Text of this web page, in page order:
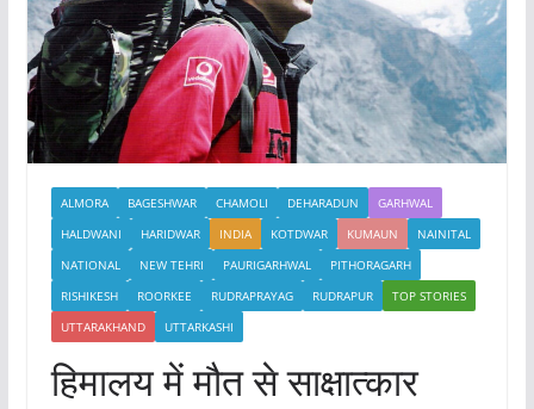
ALMORA BAGESHWAR CHAMOLI DEHARADUN
GARHWAL
HALDWANI
HARIDWAR INDIA KOTDWAR KUMAUN
NAINITAL
NATIONAL
NEW TEHRI PAURIGARHWAL
PITHORAGARH
RISHIKESH
ROORKEE RUDRAPRAYAG RUDRAPUR
TOP STORIES
UTTARAKHAND
UTTARKASHI
हिमालय में मौत से साक्षात्‍कार